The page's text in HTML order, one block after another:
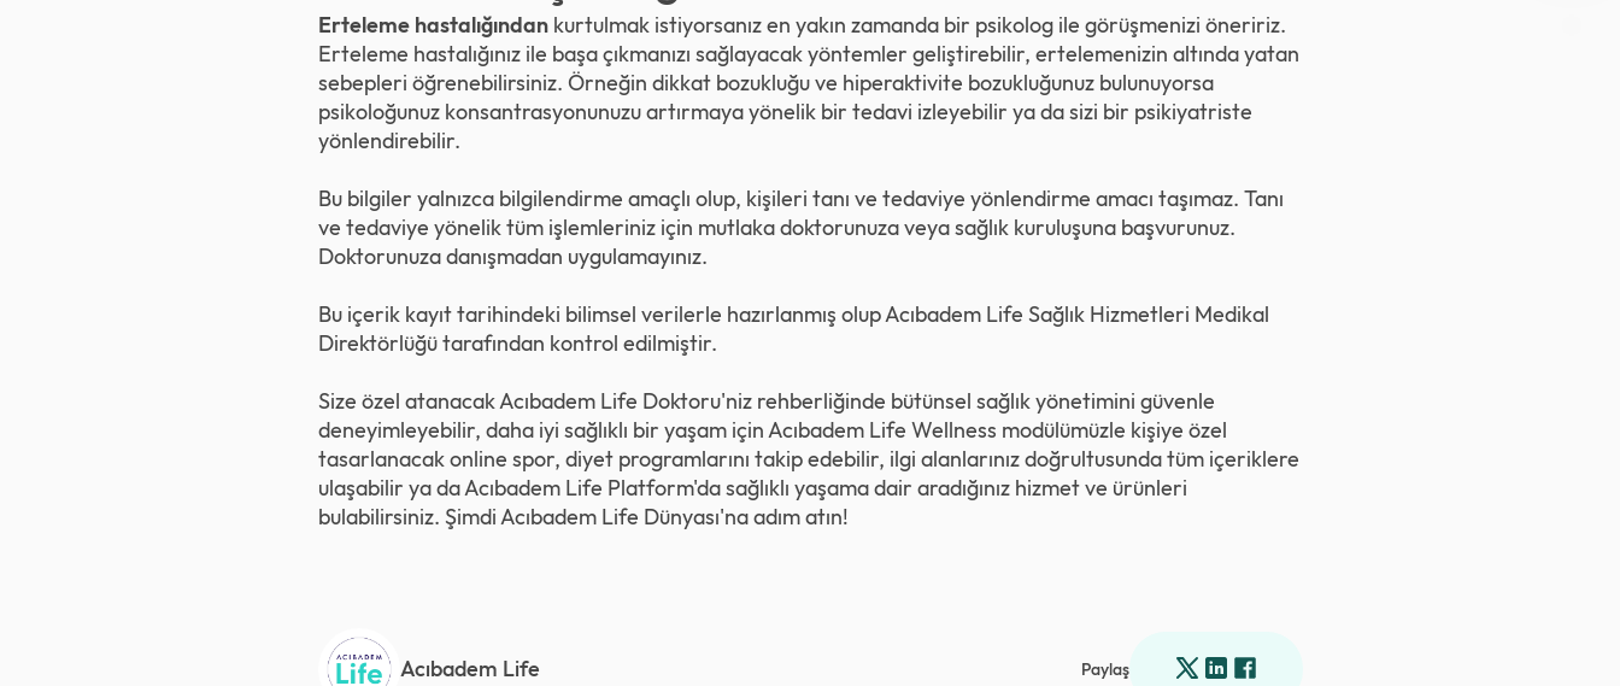
Erteleme hastalığındankurtulmak istiyorsanız en yakın zamanda bir psikolog ile görüşmenizi öneririz.
Erteleme hastalığınız ile başa çıkmanızı sağlayacak yöntemler geliştirebilir, ertelemenizin altında yatan
sebepleri öğrenebilirsiniz. Örneğin dikkat bozukluğu ve hiperaktivite bozukluğunuz bulunuyorsa
psikoloğunuz konsantrasyonunuzu artırmaya yönelik bir tedavi izleyebilir ya da sizi bir psikiyatriste
yönlendirebilir.
Bu bilgiler yalnızca bilgilendirme amaçlı olup, kişileri tanı ve tedaviye yönlendirme amacı taşımaz. Tanı
ve tedaviye yönelik tüm işlemleriniz için mutlaka doktorunuza veya sağlık kuruluşuna başvurunuz.
Doktorunuza danışmadan uygulamayınız.
Bu içerik kayıt tarihindeki bilimsel verilerle hazırlanmış olup Acıbadem Life Sağlık Hizmetleri Medikal
Direktörlüğü tarafından kontrol edilmiştir.
Size özel atanacak Acıbadem Life Doktoru'niz rehberliğinde bütünsel sağlık yönetimini güvenle
deneyimleyebilir, daha iyi sağlıklı bir yaşam için Acıbadem Life Wellness modülümüzle kişiye özel
tasarlanacak online spor, diyet programlarını takip edebilir, ilgi alanlarınız doğrultusunda tüm içeriklere
ulaşabilir ya da Acıbadem Life Platform'da sağlıklı yaşama dair aradığınız hizmet ve ürünleri
bulabilirsiniz. ŞimdiAcıbadem Life Dünyası'na adım atın!
Acıbadem Life Paylaş